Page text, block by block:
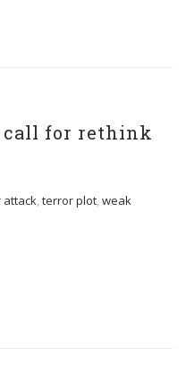
call for rethink
, terror plot, weak